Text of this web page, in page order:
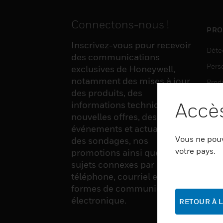
Connectons-nous !
Inscrivez-vous pour recevoir
des communications
exclusives de Honeywell,
notamment des mises à jour
des produits, des
informations techniques, de
nouvelles offres, des
événements et actualités,
des sondages, nos
promotions ainsi que divers
sujets connexes par
téléphone, courriel et autres
formes de communication
électronique.
Vous ne
votre pays.
RETOUR À